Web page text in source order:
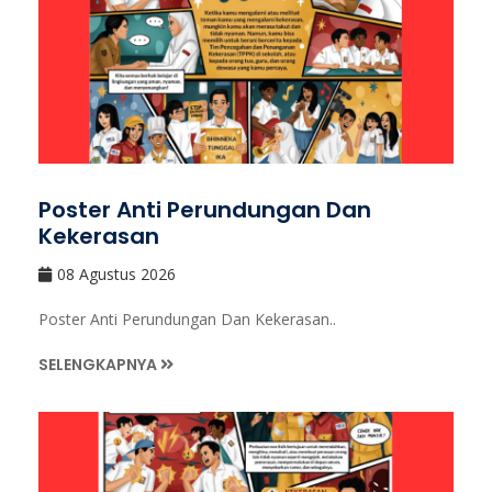
Poster Anti Perundungan Dan
Kekerasan
08 Agustus 2026
Poster Anti Perundungan Dan Kekerasan..
SELENGKAPNYA